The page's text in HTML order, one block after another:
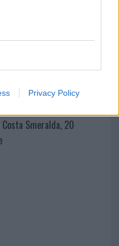
Privacy Policy
e Comune di Santa
Smeralda, 20